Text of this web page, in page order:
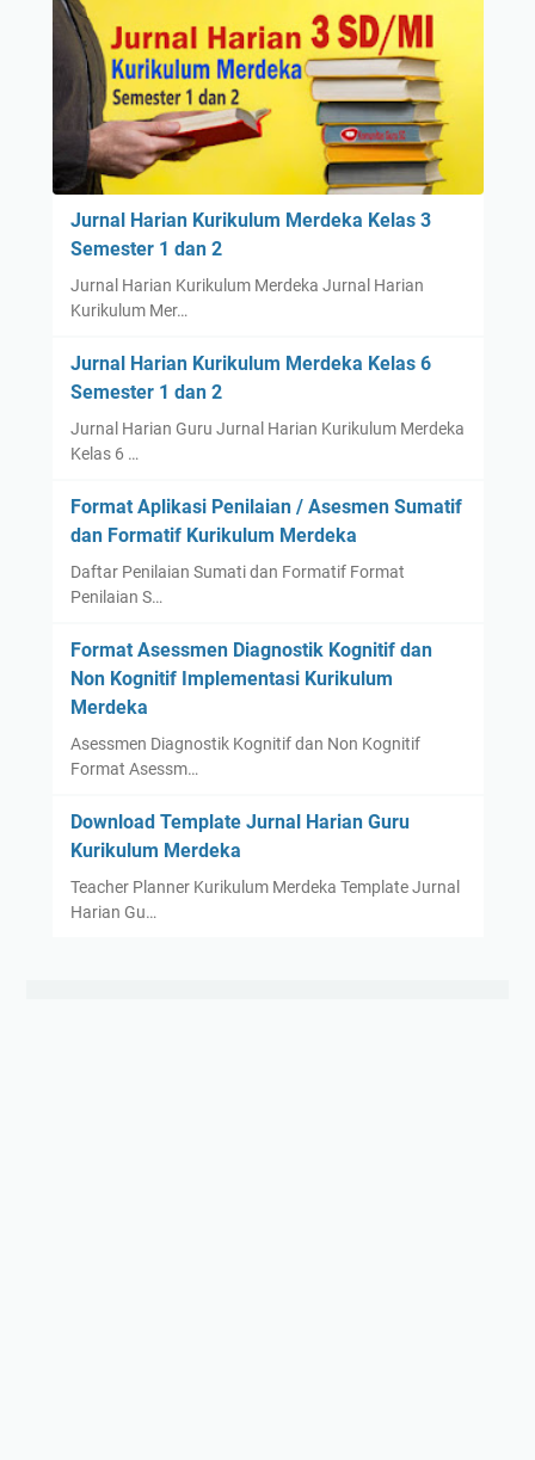
Jurnal Harian Kurikulum Merdeka Kelas 3
Semester 1 dan 2
Jurnal Harian Kurikulum Merdeka Jurnal Harian
Kurikulum Mer…
Jurnal Harian Kurikulum Merdeka Kelas 6
Semester 1 dan 2
Jurnal Harian Guru Jurnal Harian Kurikulum Merdeka
Kelas 6 …
Format Aplikasi Penilaian / Asesmen Sumatif
dan Formatif Kurikulum Merdeka
Daftar Penilaian Sumati dan Formatif Format
Penilaian S…
Format Asessmen Diagnostik Kognitif dan
Non Kognitif Implementasi Kurikulum
Merdeka
Asessmen Diagnostik Kognitif dan Non Kognitif
Format Asessm…
Download Template Jurnal Harian Guru
Kurikulum Merdeka
Teacher Planner Kurikulum Merdeka Template Jurnal
Harian Gu…